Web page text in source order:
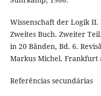
Wissenschaft der Logik
Zweites Buch. Zweiter
in 20 Bänden, Bd. 6.
Markus Michel. Frankfurt
Referências secundárias